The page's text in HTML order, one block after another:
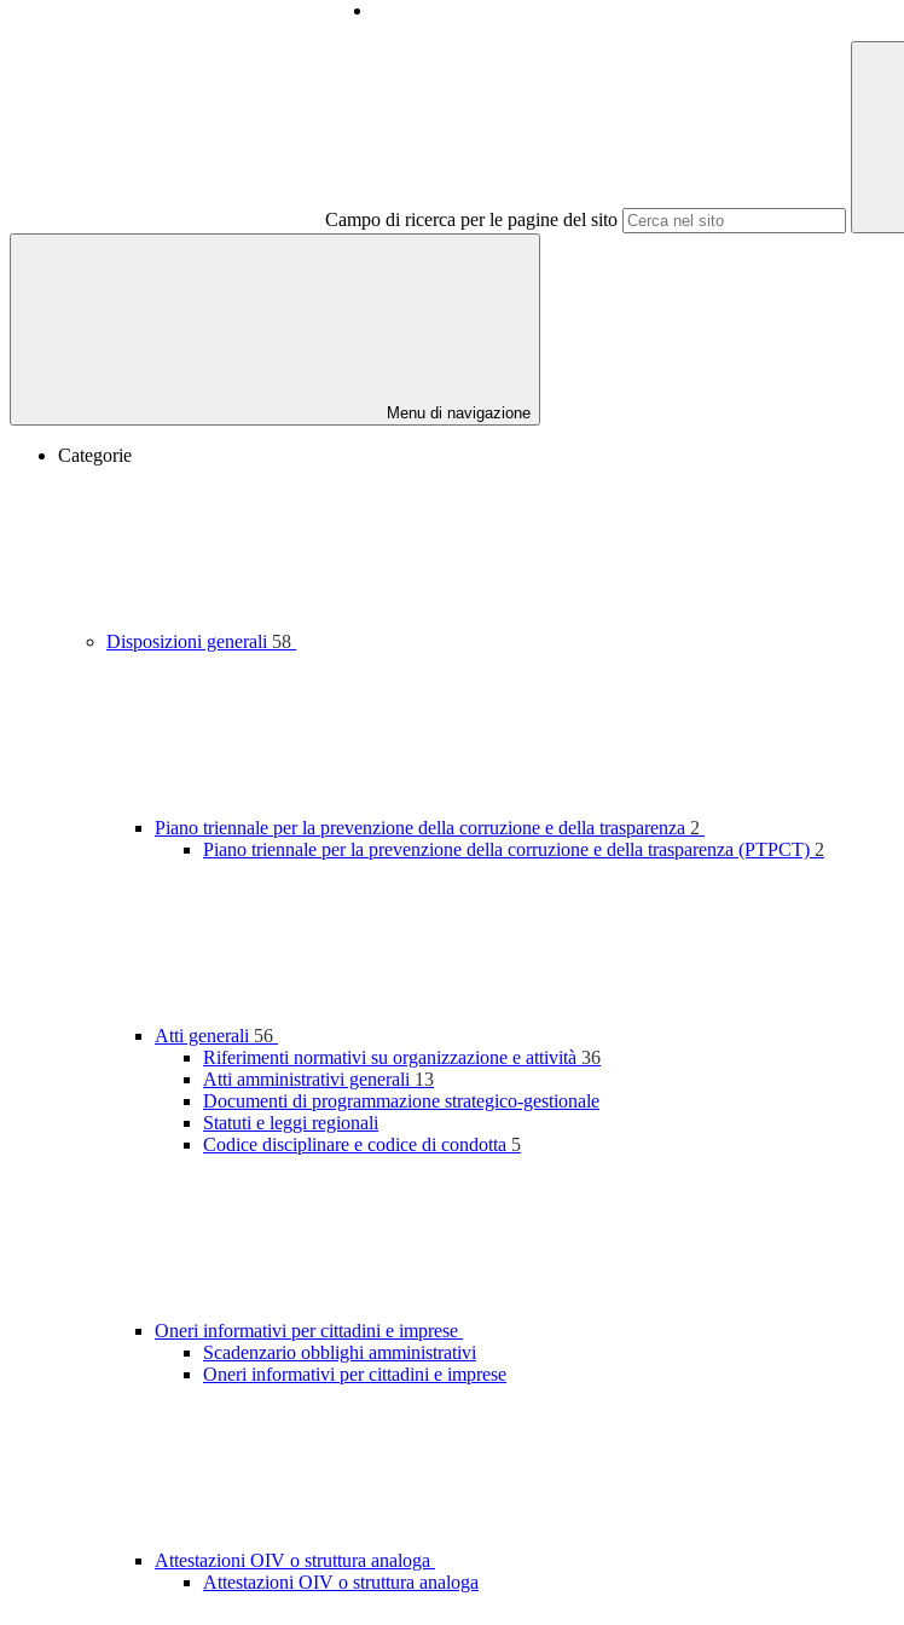
Campo di ricerca per le pagine del sito
Menu di navigazione
Categorie
Disposizioni generali 58
Piano triennale per la prevenzione della corruzione e della trasparenza 2
Piano triennale per la prevenzione della corruzione e della trasparenza (PTPCT) 2
Atti generali 56
Riferimenti normativi su organizzazione e attività 36
Atti amministrativi generali 13
Documenti di programmazione strategico-gestionale
Statuti e leggi regionali
Codice disciplinare e codice di condotta 5
Oneri informativi per cittadini e imprese
Scadenzario obblighi amministrativi
Oneri informativi per cittadini e imprese
Attestazioni OIV o struttura analoga
Attestazioni OIV o struttura analoga